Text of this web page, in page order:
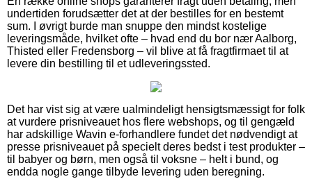
undertiden forudsætter det at der bestilles for en bestemt
sum. I øvrigt burde man snuppe den mindst kostelige
leveringsmåde, hvilket ofte – hvad end du bor nær Aalborg,
Thisted eller Fredensborg – vil blive at få fragtfirmaet til at
levere din bestilling til et udleveringssted.
Det har vist sig at være ualmindeligt hensigtsmæssigt for folk
at vurdere prisniveauet hos flere webshops, og til gengæld
har adskillige Wavin e-forhandlere fundet det nødvendigt at
presse prisniveauet på specielt deres bedst i test produkter –
til babyer og børn, men også til voksne – helt i bund, og
endda nogle gange tilbyde levering uden beregning.